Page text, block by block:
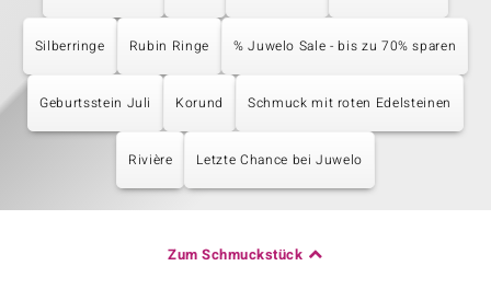
Silberringe Rubin Ringe % Juwelo Sale - bis zu 70% sparen
Geburtsstein Juli Korund Schmuck mit roten Edelsteinen
Rivière Letzte Chance bei Juwelo
Zum Schmuckstück